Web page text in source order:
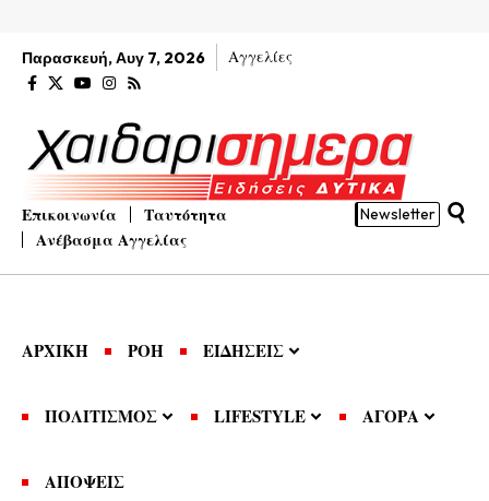
Παρασκευή, Αυγ 7, 2026 Αγγελίες
Επικοινωνία
Ταυτότητα
Ανέβασμα Αγγελίας
Newsletter
ΑΡΧΙΚΗ ΡΟΗ ΕΙΔΗΣΕΙΣ
ΠΟΛΙΤΙΣΜΟΣ LIFESTYLE ΑΓΟΡΑ
ΑΠΟΨΕΙΣ